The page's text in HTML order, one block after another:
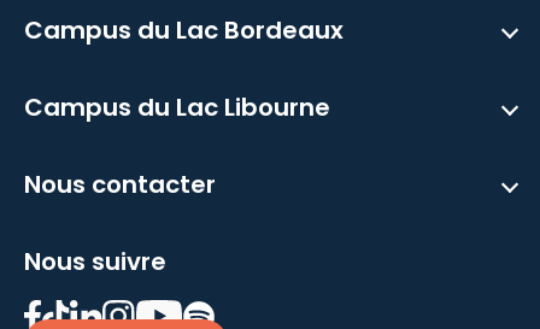
Campus du Lac Bordeaux
Campus du Lac Libourne
Nous contacter
Nous suivre